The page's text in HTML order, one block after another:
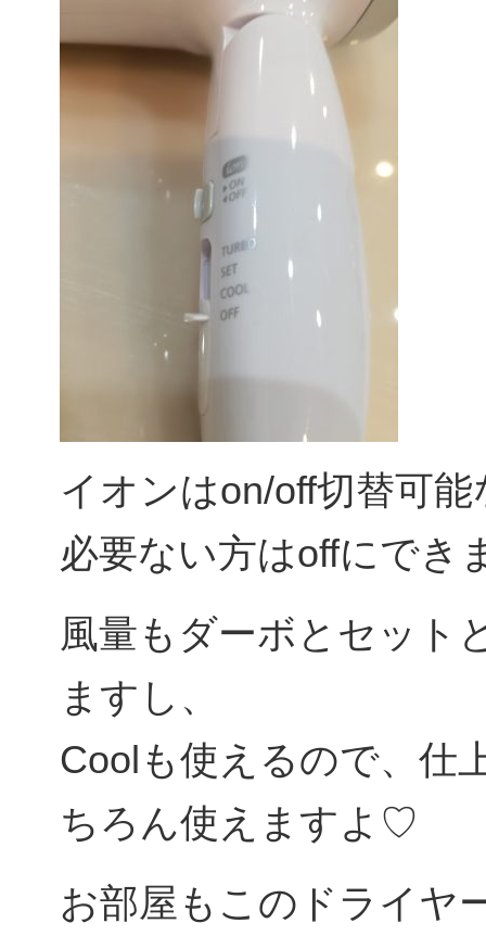
イオンはon/off切替可
必要ない方はoffにでき
風量もダーボとセット
ますし、
Coolも使えるので、仕
ちろん使えますよ♡
お部屋もこのドライヤ